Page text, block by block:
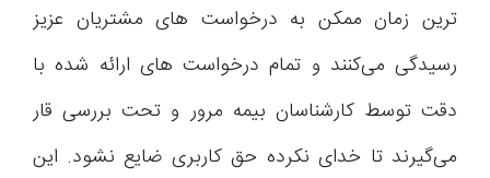
ترین زمان ممکن به درخواست های مشتریان عزیز
رسیدگی می‌کنند و تمام درخواست های ارائه شده با
دقت توسط کارشناسان بیمه مرور و تحت بررسی قار
می‌گیرند تا خدای نکرده حق کاربری ضایع نشود. این